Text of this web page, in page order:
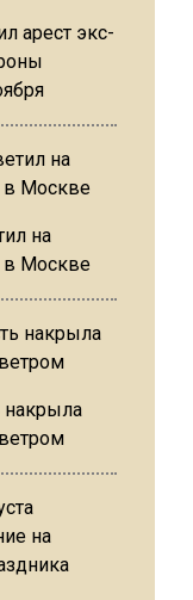
арест экс-
на
в Москве
накрыла